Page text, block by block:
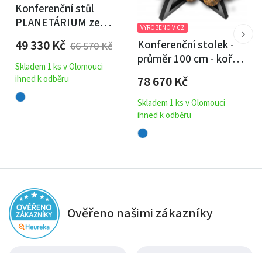
Konferenční stůl
PLANETÁRIUM ze
špaltovaného buku a
fluorescenční
epoxidové pryskyřice
96x59
49 330Kč 66 570Kč
Skladem 1 ks v Olomouci
ihned k odběru
VYROBENO V CZ
Konferenční stolek -
průměr 100 cm - kořen
akátu / epoxidová
pryskyřice
78 670Kč
Skladem 1 ks v Olomouci
ihned k odběru
Ověřeno našimi zákazníky